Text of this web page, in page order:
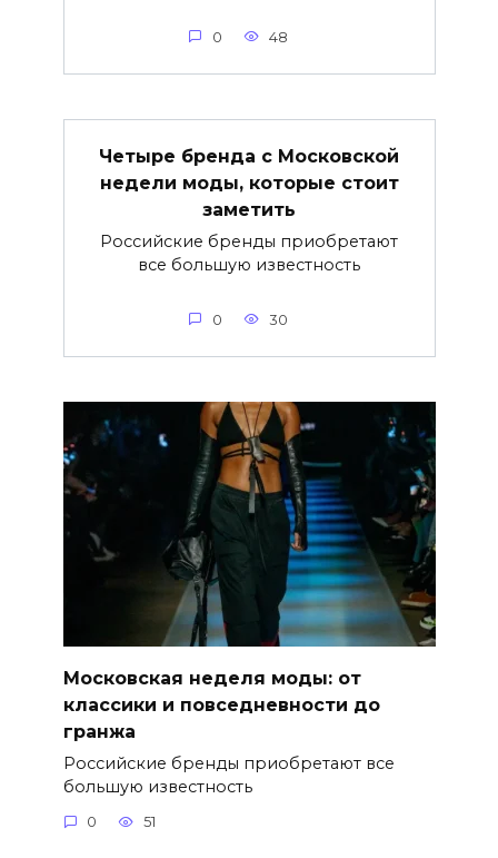
0 48
Четыре бренда с Московской
недели моды, которые стоит
заметить
Российские бренды приобретают
все большую известность
0 30
Московская неделя моды: от
классики и повседневности до
гранжа
Российские бренды приобретают все
большую известность
0 51